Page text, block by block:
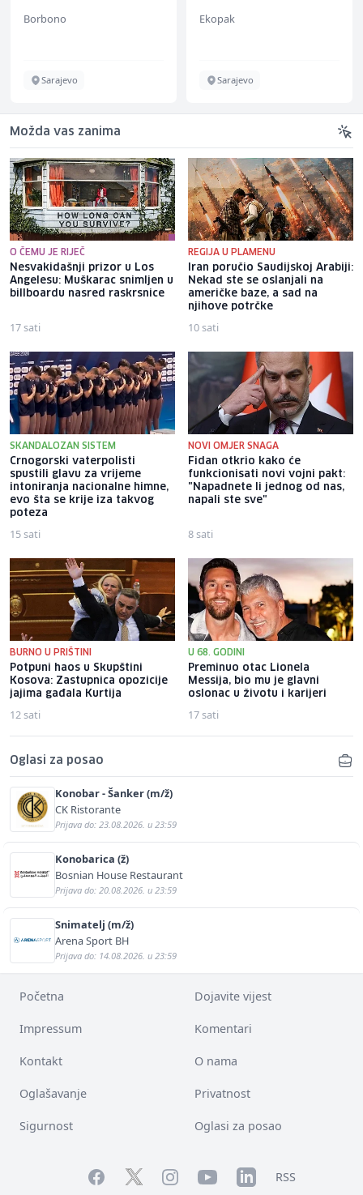
Borbono
Sarajevo
Ekopak
Sarajevo
Možda vas zanima
O ČEMU JE RIJEČ
Nesvakidašnji prizor u Los
Angelesu: Muškarac snimljen u
billboardu nasred raskrsnice
17 sati
REGIJA U PLAMENU
Iran poručio Saudijskoj Arabiji:
Nekad ste se oslanjali na
američke baze, a sad na
njihove potrčke
10 sati
SKANDALOZAN SISTEM
Crnogorski vaterpolisti
spustili glavu za vrijeme
intoniranja nacionalne himne,
evo šta se krije iza takvog
poteza
15 sati
NOVI OMJER SNAGA
Fidan otkrio kako će
funkcionisati novi vojni pakt:
"Napadnete li jednog od nas,
napali ste sve"
8 sati
BURNO U PRIŠTINI
Potpuni haos u Skupštini
Kosova: Zastupnica opozicije
jajima gađala Kurtija
12 sati
U 68. GODINI
Preminuo otac Lionela
Messija, bio mu je glavni
oslonac u životu i karijeri
17 sati
Oglasi za posao
Konobar - Šanker (m/ž)
CK Ristorante
Prijava do: 23.08.2026. u 23:59
Konobarica (ž)
Bosnian House Restaurant
Prijava do: 20.08.2026. u 23:59
Snimatelj (m/ž)
Arena Sport BH
Prijava do: 14.08.2026. u 23:59
Početna Dojavite vijest
Impressum Komentari
Kontakt O nama
Oglašavanje Privatnost
Sigurnost Oglasi za posao
FacebookTwitterInstagramYouTubeLinkedInRSS